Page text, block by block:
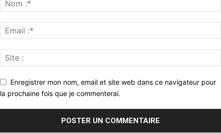
Enregistrer mon nom, email et site web dans ce navigateur pour
la prochaine fois que je commenterai.